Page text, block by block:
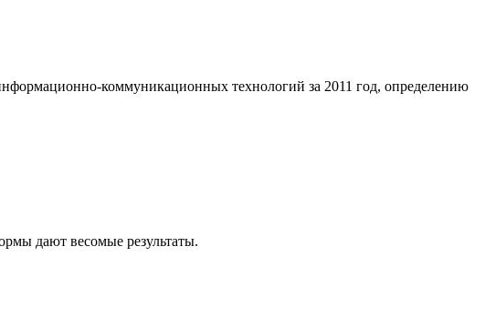
коммуникационных технологий за 2011 год, определению
дают весомые результаты.